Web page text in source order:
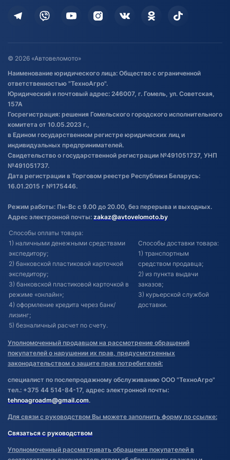
Дополнительные услуги
Оставить отзыв
Договор публичной оферты
Обработка файлов cookie
Постановка транспорта на учет
Обновления в ЭПТС 2024
© 2026 «Автовеломото»
Наименование юридического лица: Общество с ограниченной
ответственностью "ТехноАгро".
Юридический и почтовый адрес: 246007, г. Гомель, ул. Советская,
157А
Госрегистрация: решения Гомельского городского исполнительного
комитета от 10.05.2023 г.,
в Едином государственном регистре юридических лиц и
индивидуальных предпринимателей.
Свидетельство о государственной регистрации №491051737, УНП
№491051737.
Дата регистрации в Торговом реестре Республики Беларусь:
16.01.2015 г №175446.
Режим работы: Пн-Вс с 9.00 до 20.00, без перерыва и выходных.
Адрес электронной почты: zakaz@avtovelomoto.by
Способы оплаты товара:
1) наличными денежными средствами
экспедитору;
2) банковской пластиковой карточкой
экспедитору;
3) банковской пластиковой карточкой в
режиме «онлайн»;
4) оформление кредита через банк/
лизинг;
5) безналичный расчет по счету.
Способы доставки товара:
1) транспортным
средством продавца;
2) из пункта выдачи
заказов;
3) курьерской службой
доставки.
Уполномоченный продавцом на рассмотрение обращений
покупателей о нарушении их прав, предусмотренных
законодательством о защите прав потребителей:
специалист по послепродажному обслуживанию ООО "ТехноАгро"
тел.: +375 44 514-84-17, адрес электронной почты:
tehnoagroadm@gmail.com.
Для связи с руководством Вы можете заполнить форму по ссылке:
Связаться с руководством
Уполномоченный рассматривать обращения покупателей в